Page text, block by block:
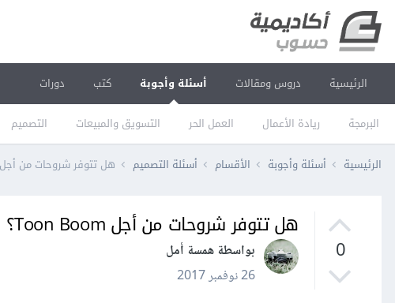
الرئيسية دروس ومقالات أسئلة وأجوبة
البرمجة ريادة الأعمال العمل الحر التسويق والمبيعات التصميم
كتب دورات
الرئيسية أسئلة وأجوبة الأقسام أسئلة التصميم هل تتوفر شروحات من أجل Toon Boom؟
0
هل تتوفر شروحات من أجل Toon Boom؟
بواسطة همسة أمل
26 نوفمبر 2017